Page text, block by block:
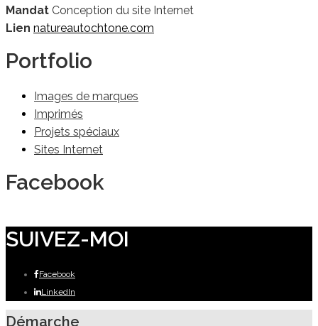
Mandat Conception du site Internet
Lien natureautochtone.com
Portfolio
Images de marques
Imprimés
Projets spéciaux
Sites Internet
Facebook
SUIVEZ-MOI
Facebook
LinkedIn
Démarche